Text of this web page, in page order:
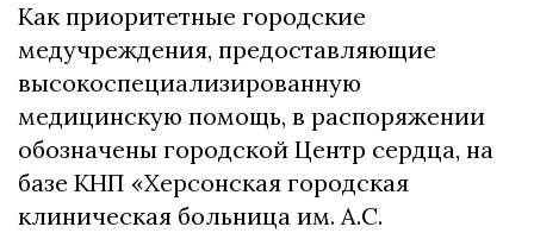
Как приоритетные городские
медучреждения, предоставляющие
высокоспециализированную
медицинскую помощь, в распоряжении
обозначены городской Центр сердца, на
базе КНП «Херсонская городская
клиническая больница им. А.С.